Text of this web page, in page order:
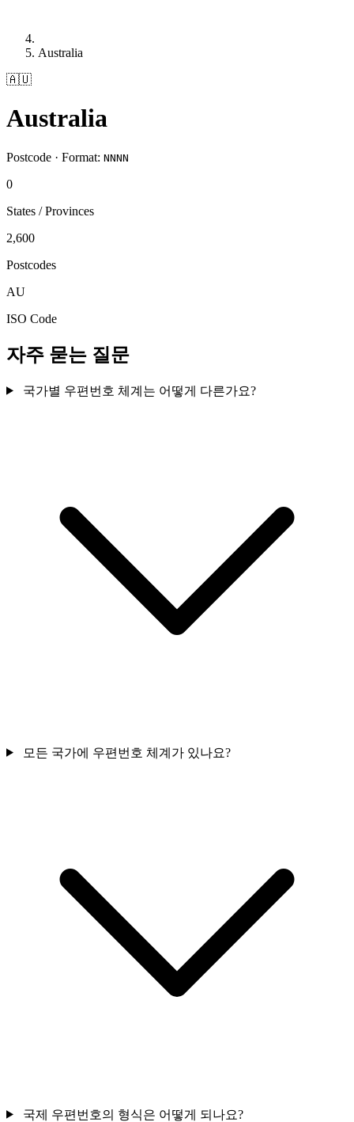
Australia
🇦🇺
Australia
Postcode · Format: NNNN
0
States / Provinces
2,600
Postcodes
AU
ISO Code
자주 묻는 질문
국가별 우편번호 체계는 어떻게 다른가요?
모든 국가에 우편번호 체계가 있나요?
국제 우편번호의 형식은 어떻게 되나요?